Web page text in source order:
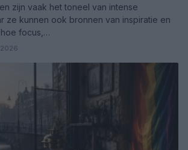
zijn vaak het toneel van intense
ze kunnen ook bronnen van inspiratie en
focus,…
2026